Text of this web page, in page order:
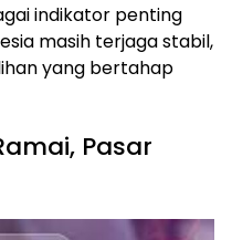
indikator penting
masih terjaga stabil,
yang bertahap
Pasar